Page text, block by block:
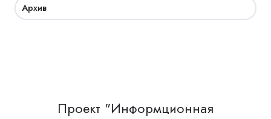
Архив
Проект "Информционная